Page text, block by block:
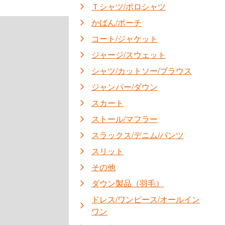
Ｔシャツ/ポロシャツ
かばん/ポーチ
コート/ジャケット
ジャージ/スウェット
シャツ/カットソー/ブラウス
ジャンパー/ダウン
スカート
ストール/マフラー
スラックス/デニム/パンツ
スリット
その他
ダウン製品（羽毛）
ドレス/ワンピース/オールイン
ワン